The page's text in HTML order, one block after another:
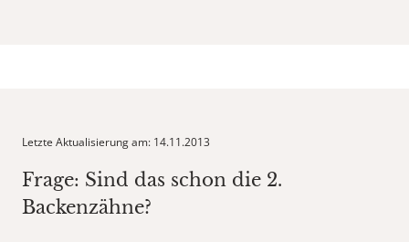
Letzte Aktualisierung am: 14.11.2013
Frage: Sind das schon die 2.
Backenzähne?